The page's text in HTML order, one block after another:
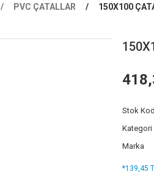
PVC ÇATALLAR 150X100
Stok
Kategori
Marka
*139,45